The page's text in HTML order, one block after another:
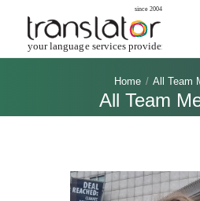
Home All Team
All Team
HOME
DESPRE NOI
SERVICII